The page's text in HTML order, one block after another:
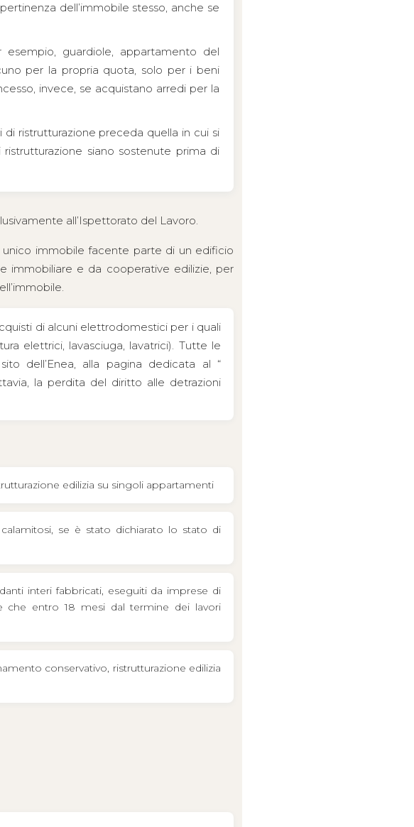
dell’immobile stesso, anche se
guardiole, appartamento del
per la propria quota, solo per i beni
invece, se acquistano arredi per la
ristrutturazione preceda quella in cui si
siano sostenute prima di
all’Ispettorato del Lavoro.
immobile facente parte di un edificio
immobiliare e da cooperative edilizie, per
di alcuni elettrodomestici per i quali
elettrici, lavasciuga, lavatrici). Tutte le
dell’Enea, alla pagina dedicata al “
la perdita del diritto alle detrazioni
edilizia su singoli appartamenti
se è stato dichiarato lo stato di
interi fabbricati, eseguiti da imprese di
che entro 18 mesi dal termine dei lavori
conservativo, ristrutturazione edilizia